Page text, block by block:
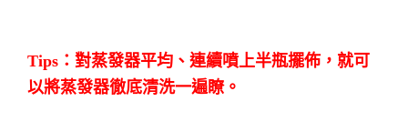
Tips： 對蒸發器平均、連續噴上半瓶擺佈，就可
以將蒸發器徹底清洗一遍瞭。